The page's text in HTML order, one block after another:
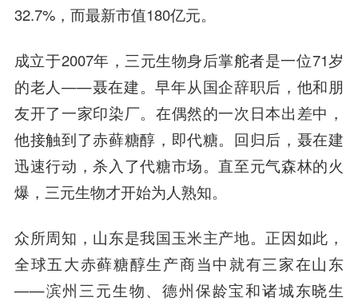
32.7%，而最新市值180亿元。
成立于2007年，三元生物身后掌舵者是一位71岁
的老人——聂在建。早年从国企辞职后，他和朋
友开了一家印染厂。在偶然的一次日本出差中，
他接触到了赤藓糖醇，即代糖。回归后，聂在建
迅速行动，杀入了代糖市场。直至元气森林的火
爆，三元生物才开始为人熟知。
众所周知 ，山东是我国玉米主产地。正因如此，
全球五大赤藓糖醇生产商当中就有三家在山东
——滨州三元生物、德州保龄宝和诸城东晓生